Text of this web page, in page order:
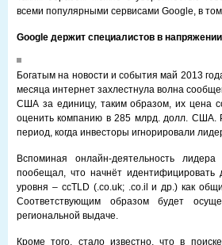
всеми популярными сервисами Google, в
Google держит специалистов в напряжении
Богатым на новости и события май 2013
месяца интернет захлестнула волна
США за единицу, таким образом, их цена
оценить компанию в 285 млрд. долл. США.
период, когда инвесторы игнорировали
Вспоминая онлайн-деятельность
пообещал, что начнёт
уровня – ccTLD (.co.uk; .co.il и др.) как
Соответствующим образом будет
региональной выдаче.
Кроме того, стало известно, что в